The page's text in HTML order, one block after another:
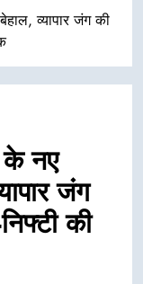
व्यापार जंग की
नए
जंग
की